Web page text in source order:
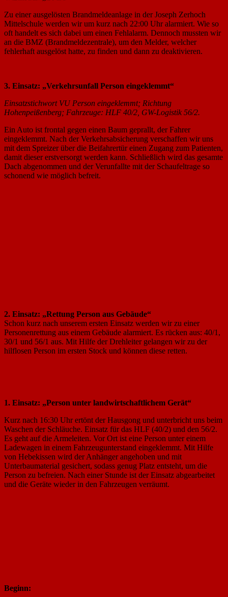
Zu einer ausgelösten Brandmeldeanlage in der Joseph Zerhoch
Mittelschule werden wir um kurz nach 22:00 Uhr alarmiert. Wie so
oft handelt es sich dabei um einen Fehlalarm. Dennoch mussten wir
an die BMZ (Brandmeldezentrale), um den Melder, welcher
fehlerhaft ausgelöst hatte, zu finden und dann zu deaktivieren.
3. Einsatz: „Verkehrsunfall Person eingeklemmt“
Einsatzstichwort VU Person eingeklemmt; Richtung
Hohenpeißenberg; Fahrzeuge: HLF 40/2, GW-Logistik 56/2.
Ein Auto ist frontal gegen einen Baum geprallt, der Fahrer
eingeklemmt. Nach der Verkehrsabsicherung verschaffen wir uns
mit dem Spreizer über die Beifahrertür einen Zugang zum Patienten,
damit dieser erstversorgt werden kann. Schließlich wird das gesamte
Dach abgenommen und der Verunfallte mit der Schaufeltrage so
schonend wie möglich befreit.
2. Einsatz: „Rettung Person aus Gebäude“
Schon kurz nach unserem ersten Einsatz werden wir zu einer
Personenrettung aus einem Gebäude alarmiert. Es rücken aus: 40/1,
30/1 und 56/1 aus. Mit Hilfe der Drehleiter gelangen wir zu der
hilflosen Person im ersten Stock und können diese retten.
1. Einsatz: „Person unter landwirtschaftlichem Gerät“
Kurz nach 16:30 Uhr ertönt der Hausgong und unterbricht uns beim
Waschen der Schläuche. Einsatz für das HLF (40/2) und den 56/2.
Es geht auf die Armeleiten. Vor Ort ist eine Person unter einem
Ladewagen in einem Fahrzeugunterstand eingeklemmt. Mit Hilfe
von Hebekissen wird der Anhänger angehoben und mit
Unterbaumaterial gesichert, sodass genug Platz entsteht, um die
Person zu befreien. Nach einer Stunde ist der Einsatz abgearbeitet
und die Geräte wieder in den Fahrzeugen verräumt.
Beginn: